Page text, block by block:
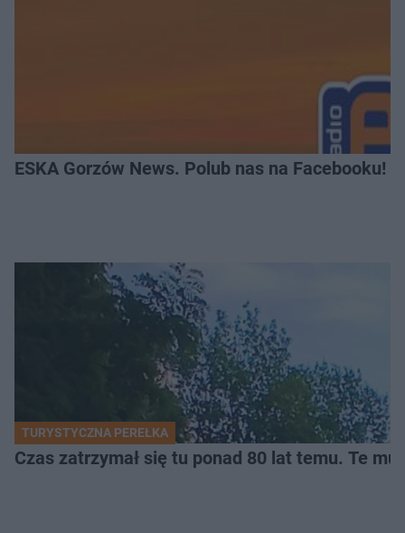
ESKA Gorzów News. Polub nas na Facebooku!
TURYSTYCZNA PEREŁKA
Czas zatrzymał się tu ponad 80 lat temu. Te